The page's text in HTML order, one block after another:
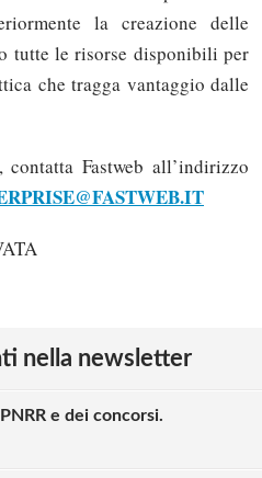
la creazione delle
tutte le risorse disponibili per
che tragga vantaggio dalle
Fastweb all’indirizzo
nella newsletter
e dei concorsi.